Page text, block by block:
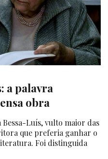
a palavra
obra
Luís, vulto maior das
que preferia ganhar o
Foi distinguida